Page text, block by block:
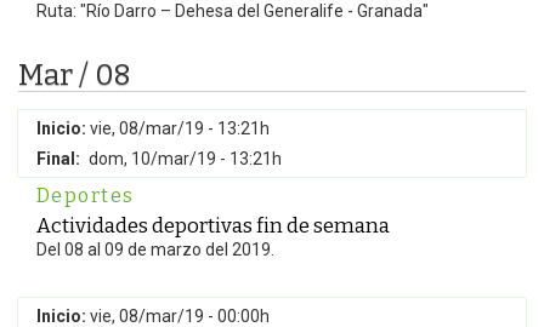
Ruta: "Río Darro – Dehesa del Generalife - Granada"
Mar / 08
Inicio: vie, 08/mar/19 - 13:21h
Final: dom, 10/mar/19 - 13:21h
Deportes
Actividades deportivas fin de semana
Del 08 al 09 de marzo del 2019.
Inicio: vie, 08/mar/19 - 00:00h